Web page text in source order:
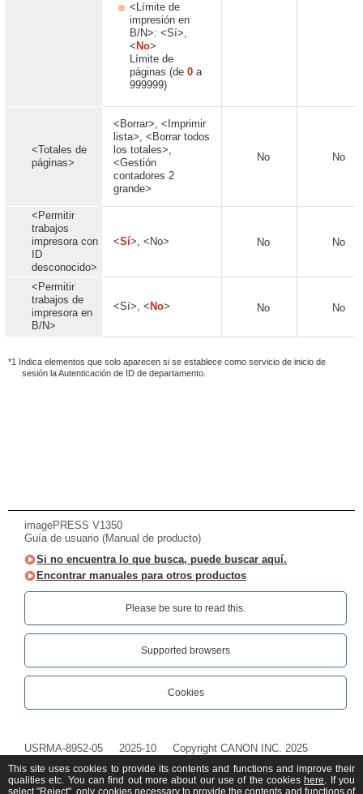
<Límite de
impresión en
B/N>: <Sí>,
< No>
Límite de
páginas (de 0 a
999999)
<Totales de
páginas>
<Borrar>, <Imprimir
lista>, <Borrar todos
los totales>,
<Gestión
contadores 2
grande>
No No
<Permitir
trabajos
impresora con
ID
desconocido>
<Sí>, <No> No No
<Permitir
trabajos de
impresora en
B/N>
<Sí>, < No> No No
*1 Indica elementos que solo aparecen si se establece como servicio de inicio de
sesión la Autenticación de ID de departamento.
imagePRESS V1350
Guía de usuario (Manual de producto)
Si no encuentra lo que busca, puede buscar aquí.
Encontrar manuales para otros productos
Please be sure to read this.‎
Supported browsers
Cookies
USRMA-8952-05 2025-10 Copyright CANON INC. 2025
This site uses cookies to provide its contents and functions and improve their
qualities etc. You can find out more about our use of the cookies here. If you
select "Reject", only cookies necessary to provide the contents and functions of